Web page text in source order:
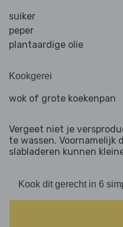
suiker
peper
plantaardige olie
Kookgerei
wok of grote koekenpan
Vergeet niet je
te wassen. Voornamelijk
slabladeren kunnen
Kook dit gerecht in 6